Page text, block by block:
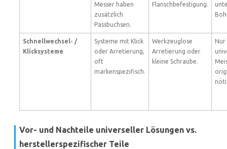
Messer haben
zusätzlich
Passbuchsen.
Flanschbefestigung.
Schnellwechsel- /
Klicksysteme
Systeme mit Klick
oder Arretierung,
oft
markenspezifisch.
Werkzeuglose
Arretierung oder
kleine Schraube.
Nur
Vor- und Nachteile universeller Lösungen vs.
herstellerspezifischer Teile